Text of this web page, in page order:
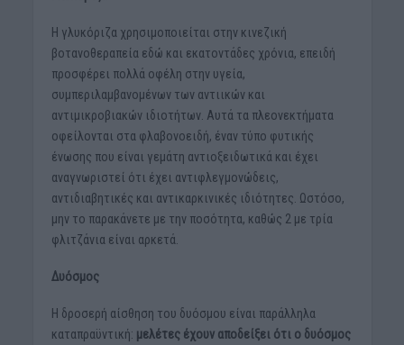
Η γλυκόριζα χρησιμοποιείται στην κινεζική
βοτανοθεραπεία εδώ και εκατοντάδες χρόνια, επειδή
προσφέρει πολλά οφέλη στην υγεία,
συμπεριλαμβανομένων των αντιικών και
αντιμικροβιακών ιδιοτήτων. Αυτά τα πλεονεκτήματα
οφείλονται στα φλαβονοειδή, έναν τύπο φυτικής
ένωσης που είναι γεμάτη αντιοξειδωτικά και έχει
αναγνωριστεί ότι έχει αντιφλεγμονώδεις,
αντιδιαβητικές και αντικαρκινικές ιδιότητες. Ωστόσο,
μην το παρακάνετε με την ποσότητα, καθώς 2 με τρία
φλιτζάνια είναι αρκετά.
Δυόσμος
Η δροσερή αίσθηση του δυόσμου είναι παράλληλα
καταπραϋντική: μελέτες έχουν αποδείξει ότι ο δυόσμος